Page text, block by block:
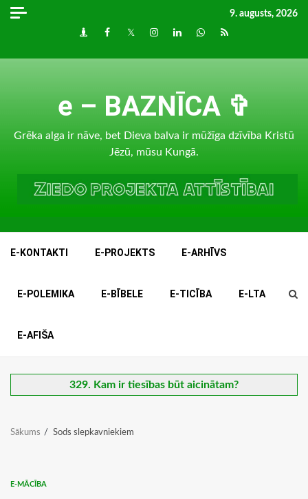
Skip
9. augusts, 2026
DraugiemFacebook
TwitterInstagram
LinkedInwhatsapp
RSS
e – BAZNĪCA ✞
Grēka alga ir nāve, bet Dieva balva ir mūžīga dzīvība Kristū
Jēzū, mūsu Kungā.
E-KONTAKTI E-PROJEKTS E-ARHĪVS
E-POLEMIKA E-BĪBELE E-TICĪBA E-LTA
E-AFIŠA
329. Kam ir tiesības būt aicinātam?
Sākums Sods slepkavniekiem
E-MĀCĪBA